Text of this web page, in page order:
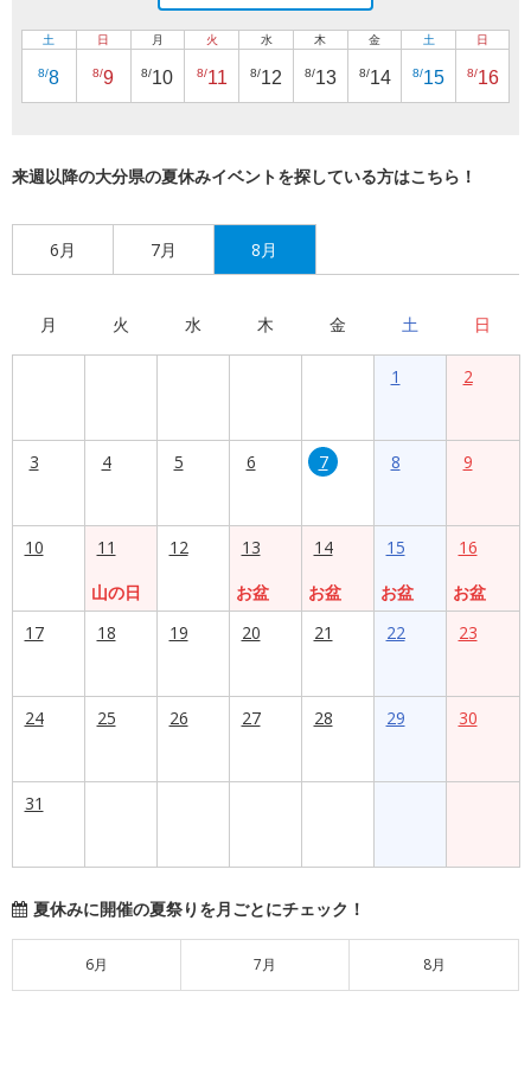
土
8/8
日
8/9
月
8/10
火
8/11
水
8/12
木
8/13
金
8/14
土
8/15
日
8/16
来週以降の大分県の夏休みイベントを探している方はこちら！
6月 7月 8月
月 火 水 木 金 土 日
1 2
3 4 5 6 7 8 9
10
11
山の日
12
13
お盆
14
お盆
15
お盆
16
お盆
17
18 19 20 21 22 23
24 25 26 27 28 29 30
31
夏休みに開催の夏祭りを月ごとにチェック！
6月 7月 8月